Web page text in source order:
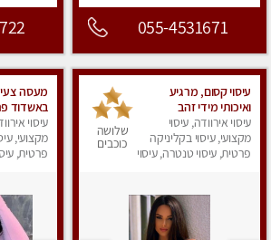
055-4531671
עיסוי קסום, מרגיע
ואיכותי מידי זהב
עיסוי אירוודה, עיסוי
מקצועי, עיסוי בקליניקה
פרטית, עיסוי טנטרה, עיסוי
שלושה
כוכבים
מעסה
באשדוד
לחלוטין
עיסוי
מקצועי,
פרטית,